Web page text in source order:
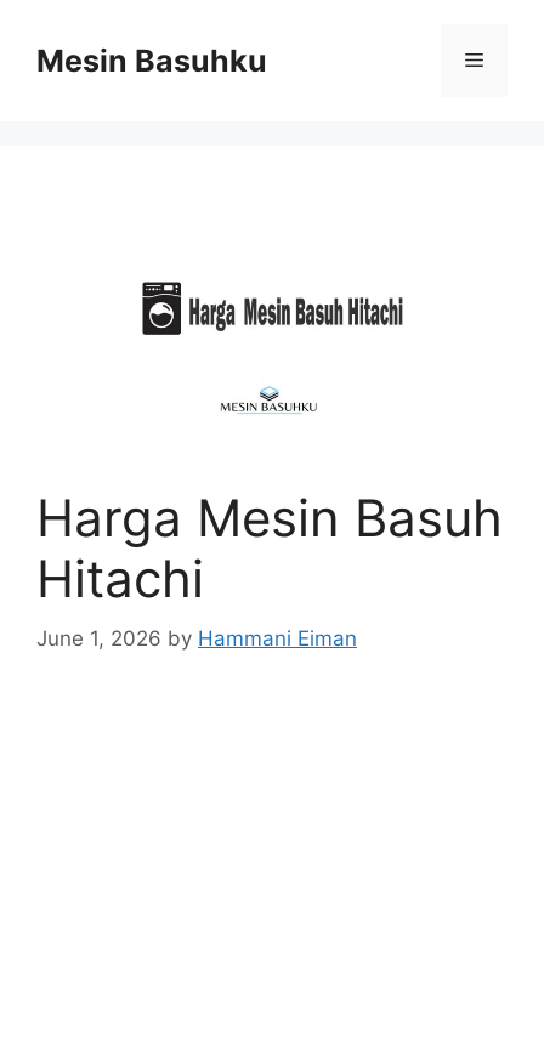
contentMesin Basuhku Menu
Harga Mesin Basuh
Hitachi
June 1, 2026 by Hammani Eiman